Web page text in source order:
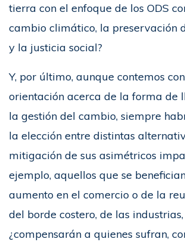
tierra con el enfoque de los ODS
cambio climático, la preservación
y la justicia social?
Y, por último, aunque contemos
orientación acerca de la forma de
la gestión del cambio, siempre
la elección entre distintas
mitigación de sus asimétricos
ejemplo, aquellos que se
aumento en el comercio o de la
del borde costero, de las industrias,
¿compensarán a quienes sufran,